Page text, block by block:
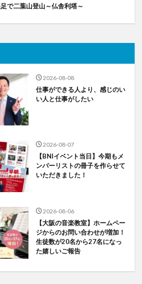
で二葉山登山～仏舎利塔～
2026-08-08
仕事ができる人より、感じのい
い人と仕事がしたい
2026-08-07
【BNIイベント当日】今期もメ
ンバーリストの冊子を作らせて
いただきました！
2026-08-06
【大阪の音楽教室】ホームペー
ジからのお問い合わせが増加！
生徒数が20名から27名になっ
た嬉しいご報告